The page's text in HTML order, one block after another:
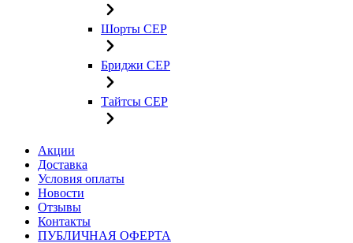
Шорты CEP
Бриджи CEP
Тайтсы CEP
Акции
Доставка
Условия оплаты
Новости
Отзывы
Контакты
ПУБЛИЧНАЯ ОФЕРТА